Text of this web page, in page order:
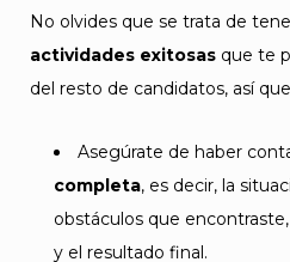
No olvides que se trata de
actividades exitosas que te
del resto de candidatos, así
Asegúrate de haber
completa, es decir, la
obstáculos que
y el resultado final.